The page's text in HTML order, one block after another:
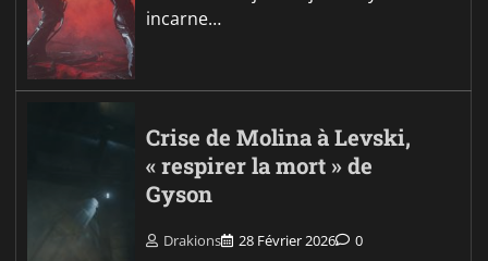
incarne…
Crise de Molina à Levski,
« respirer la mort » de
Gyson
Drakions 28 Février 2026 0